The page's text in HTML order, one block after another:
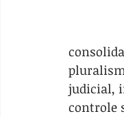
judicial,
controle